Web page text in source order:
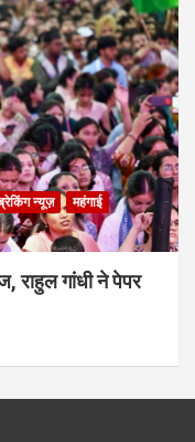
न्यूज़
महंगाई
राहुल गांधी ने पेपर